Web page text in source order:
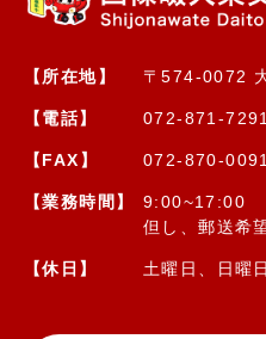
【所在地】 〒574-0072
【電話】 072-871-7291
【FAX】 072-870-0091
【業務時間】
9:00~17:00
但し、郵送希
【休日】 土曜日、日曜